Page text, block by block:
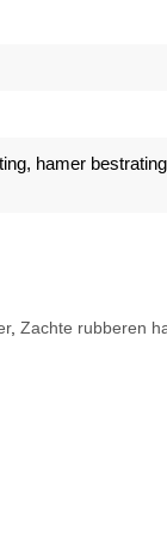
, hamer bestrating
, Zachte rubberen